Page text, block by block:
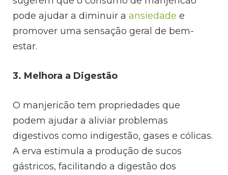
pode ajudar a diminuir aansiedade e
promover uma sensação geral de bem-
estar.
3. Melhora a Digestão
O manjericão tem propriedades que
podem ajudar a aliviar problemas
digestivos como indigestão, gases e cólicas.
A erva estimula a produção de sucos
gástricos, facilitando a digestão dos